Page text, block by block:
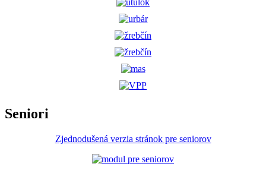
Seniori
Zjednodušená verzia stránok pre seniorov